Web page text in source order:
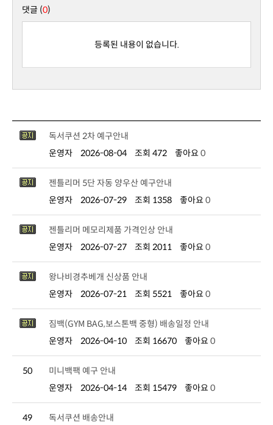
댓글 (0)
등록된 내용이 없습니다.
독서쿠션 2차 예구안내
운영자
2026-08-04 조회 472 좋아요 0
젠틀리머 5단 자동 양우산 예구안내
운영자
2026-07-29 조회 1358 좋아요 0
젠틀리머 메모리제품 가격인상 안내
운영자
2026-07-27 조회 2011 좋아요 0
왕나비경추베개 신상품 안내
운영자
2026-07-21 조회 5521 좋아요 0
짐백(GYM BAG,보스톤백 중형) 배송일정 안내
운영자
2026-04-10 조회 16670 좋아요 0
50
미니백팩 예구 안내
운영자
2026-04-14 조회 15479 좋아요 0
49
독서쿠션 배송안내